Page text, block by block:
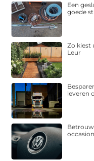
Een
goede
Zo kiest
Leur
leveren